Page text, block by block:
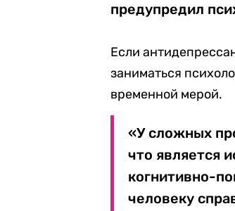
предупредил
Если
заниматься
временной мерой.
«У сложных
что является
когнитивно-
человеку